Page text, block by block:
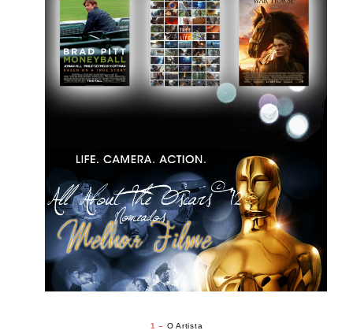
1 – O Artista